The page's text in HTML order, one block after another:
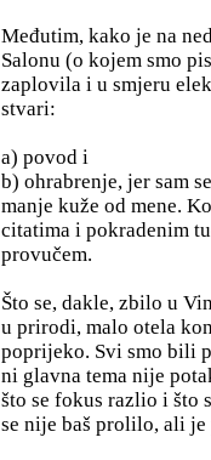
Međutim, kako je na
Salonu (o kojem smo
zaplovila i u smjeru
stvari:
a) povod i
b) ohrabrenje, jer sam
manje kuže od mene.
citatima i pokradenim
provučem.
Što se, dakle, zbilo u
u prirodi, malo otela
poprijeko. Svi smo bili
ni glavna tema nije
što se fokus razlio i što
se nije baš prolilo, ali